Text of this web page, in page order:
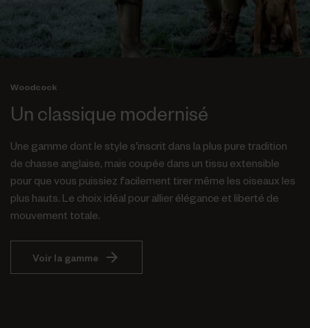
Woodcock
Un classique modernisé
Une gamme dont le style s'inscrit dans la plus pure tradition
de chasse anglaise, mais coupée dans un tissu extensible
pour que vous puissiez facilement tirer même les oiseaux les
plus hauts. Le choix idéal pour allier élégance et liberté de
mouvement totale.
Voir la gamme